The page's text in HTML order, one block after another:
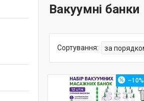
Вакуумні банки
–10%